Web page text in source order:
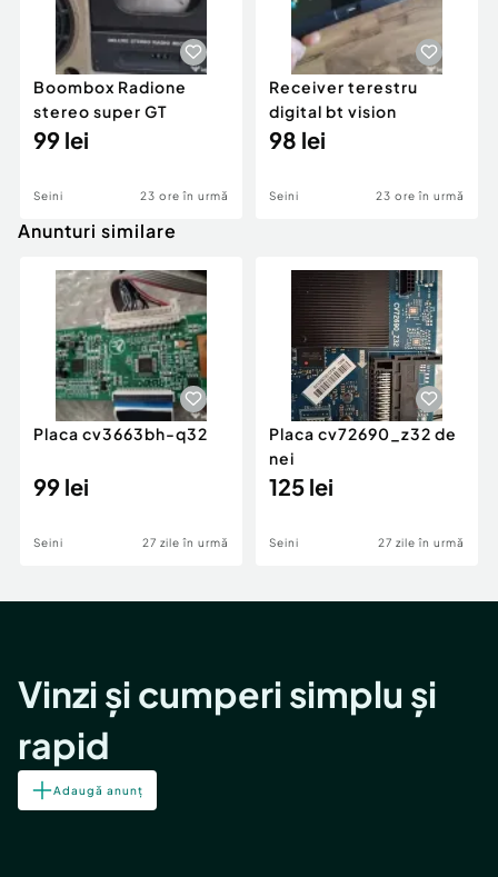
Boombox Radione
stereo super GT
99 lei
Seini 23 ore în urmă
Receiver terestru
digital bt vision
98 lei
Seini 23 ore în urmă
Anunturi similare
Placa cv3663bh-q32
99 lei
Seini 27 zile în urmă
Placa cv72690_z32 de
nei
125 lei
Seini 27 zile în urmă
Vinzi și cumperi simplu și
rapid
Adaugă anunț